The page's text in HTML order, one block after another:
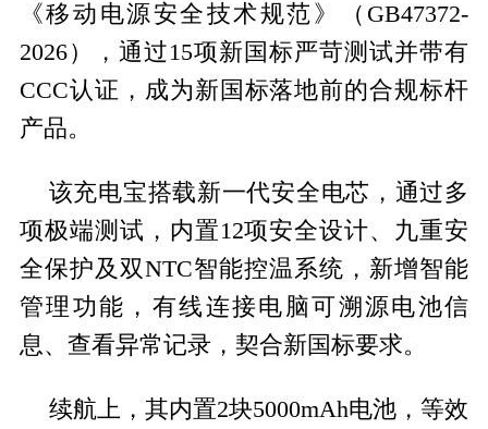
《移动电源安全技术规范》（GB47372-
2026），通过15项新国标严苛测试并带有
CCC认证，成为新国标落地前的合规标杆
产品。
该充电宝搭载新一代安全电芯，通过多
项极端测试，内置12项安全设计、九重安
全保护及双NTC智能控温系统，新增智能
管理功能，有线连接电脑可溯源电池信
息、查看异常记录，契合新国标要求。
续航上，其内置2块5000mAh电池，等效